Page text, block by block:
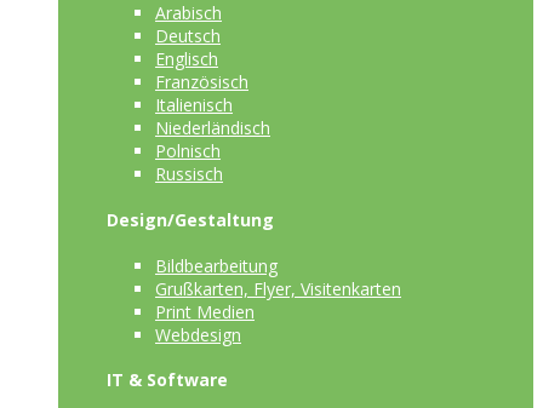
Arabisch
Deutsch
Englisch
Französisch
Italienisch
Niederländisch
Polnisch
Russisch
Design/Gestaltung
Bildbearbeitung
Grußkarten, Flyer, Visitenkarten
Print Medien
Webdesign
IT & Software